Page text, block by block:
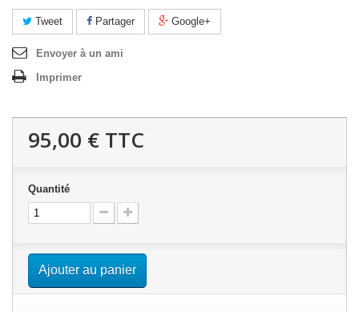
Tweet Partager Google+
Envoyer à un ami
Imprimer
95,00 € TTC
Quantité
Ajouter au panier